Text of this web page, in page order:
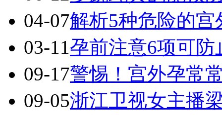
04-07解析5种危险的宫
03-11孕前注意6项可防
09-17警惕！宫外孕常
09-05浙江卫视女主播